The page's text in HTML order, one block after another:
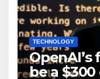
TECHNOLOGY
OpenAI’s
be a